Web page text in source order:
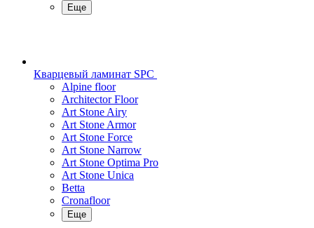
Еще
Кварцевый ламинат SPC
Alpine floor
Architector Floor
Art Stone Airy
Art Stone Armor
Art Stone Force
Art Stone Narrow
Art Stone Optima Pro
Art Stone Unica
Betta
Cronafloor
Еще